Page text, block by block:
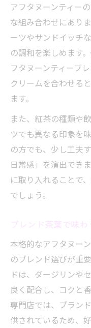
紅茶とスコ
楽しみ方
アフタヌー
由に楽しむ
アフタヌー
ときを演出
ィー
アフタヌー
と味の違い
好みに合う
見つけるヒ
紅茶ブラ
アフタヌー
ップ
ティーバッグを
ティー
アフタヌー
アフタヌーンティー
な組み合わせにあり
ーツやサンドイッチ
の調和を楽しめます
フタヌーンティーブ
クリームを合わせる
ます。
また、紅茶の種類や
ツでも異なる印象を
の方でも、少し工夫
日常感」を演出でき
に取り入れることで
でしょう。
本格的なアフタヌー
のブレンド選びが重
ドは、ダージリンや
良く配合し、コクと
専門店では、ブラン
供されているため、